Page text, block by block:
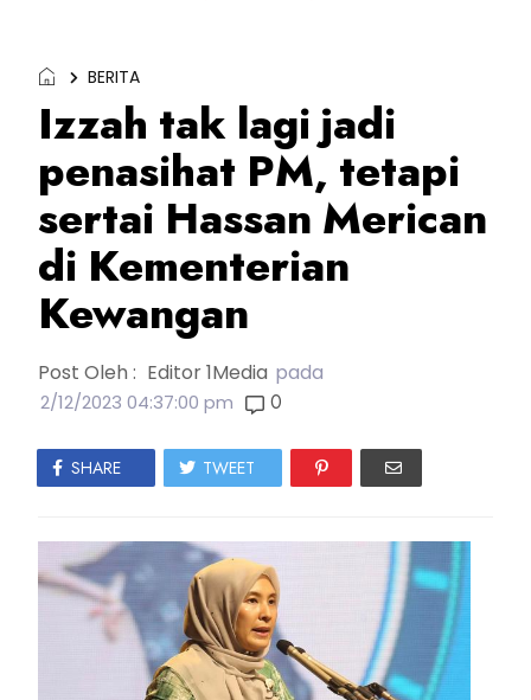
BERITA
Izzah tak lagi jadi
penasihat PM, tetapi
sertai Hassan Merican
di Kementerian
Kewangan
Post Oleh : Editor 1Media pada
2/12/2023 04:37:00 pm 0
SHARE TWEET